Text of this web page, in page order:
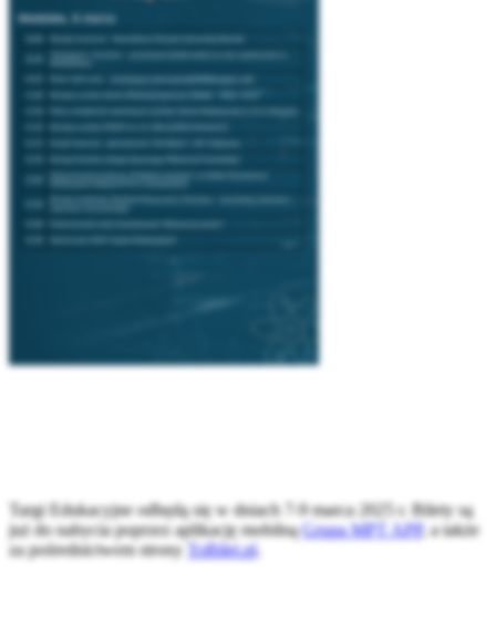
Targi Edukacyjne odbędą się w dniach 7-9 marca 2025 r. Bilety są
już do nabycia poprzez aplikację mobilnąGrupa MPT APP , a także
za pośrednictwem strony ToBilet.pl.